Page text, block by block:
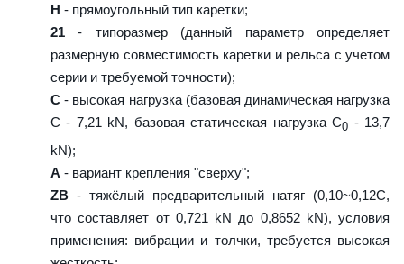
H - прямоугольный тип каретки;
21 - типоразмер (данный параметр определяет
размерную совместимость каретки и рельса с учетом
серии и требуемой точности);
C - высокая нагрузка (базовая динамическая нагрузка
C - 7,21 kN, базовая статическая нагрузка С0 - 13,7
kN);
A - вариант крепления "сверху";
ZB - тяжёлый предварительный натяг (0,10~0,12C,
что составляет от 0,721 kN до 0,8652 kN), условия
применения: вибрации и толчки, требуется высокая